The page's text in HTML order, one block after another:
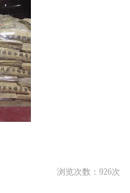
浏览次数： 926次